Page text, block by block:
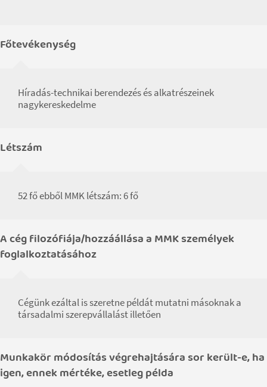
Főtevékenység
Híradás-technikai berendezés és alkatrészeinek
nagykereskedelme
Létszám
52 fő ebből MMK létszám: 6 fő
A cég filozófiája/hozzáállása a MMK személyek
foglalkoztatásához
Cégünk ezáltal is szeretne példát mutatni másoknak a
társadalmi szerepvállalást illetően
Munkakör módosítás végrehajtására sor került-e, ha
igen, ennek mértéke, esetleg példa